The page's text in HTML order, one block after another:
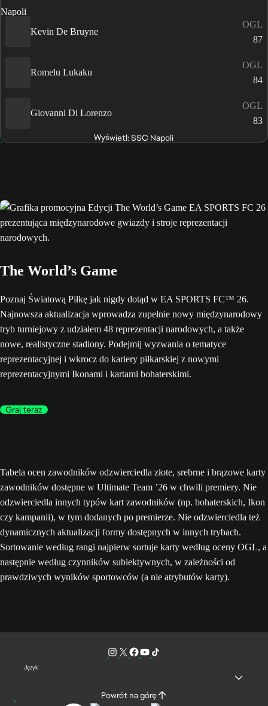
Kevin De Bruyne
OGL
87
Romelu Lukaku
OGL
84
Giovanni Di Lorenzo
OGL
83
Wyświetl: SSC Napoli
The World’s Game
Poznaj Światową Piłkę jak nigdy dotąd w EA SPORTS FC™ 26.
Najnowsza aktualizacja wprowadza zupełnie nowy międzynarodowy
tryb turniejowy z udziałem 48 reprezentacji narodowych, a także
nowe, realistyczne stadiony. Podejmij wyzwania o tematyce
reprezentacyjnej i wkrocz do kariery piłkarskiej z nowymi
reprezentacyjnymi Ikonami i kartami bohaterskimi.
Graj teraz
Tabela ocen zawodników odzwierciedla złote, srebrne i brązowe karty
zawodników dostępne w Ultimate Team ’26 w chwili premiery. Nie
odzwierciedla innych typów kart zawodników (np. bohaterskich, Ikon
czy kampanii), w tym dodanych po premierze. Nie odzwierciedla też
dynamicznych aktualizacji formy dostępnych w innych trybach.
Sortowanie według rangi najpierw sortuje karty według oceny OGL, a
następnie według czynników subiektywnych, w zależności od
prawdziwych wyników sportowców (a nie atrybutów karty).
Język
Powrót na górę